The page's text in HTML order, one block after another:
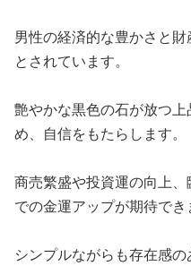
男性の経済的な豊かさと
とされています。
艶やかな黒色の石が放つ
め、自信をもたらします。
商売繁盛や投資運の向上
での金運アップが期待でき
シンプルながらも存在感